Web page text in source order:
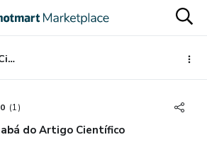
O Beabá do Artigo Científico
(1)
do Artigo Científico